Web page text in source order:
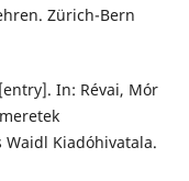
Zürich-Bern
[entry]. In: Révai, Mór
Waidl Kiadóhivatala.